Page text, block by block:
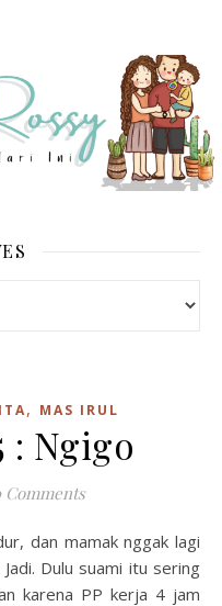
, MAS IRUL
: Ngigo
Comments
Dulu suami itu sering
karena PP kerja 4 jam